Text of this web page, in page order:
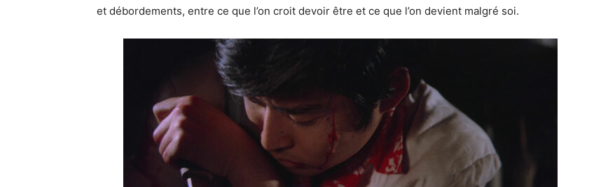
et débordements, entre ce que l’on croit devoir être et ce que l’on devient malgré soi.